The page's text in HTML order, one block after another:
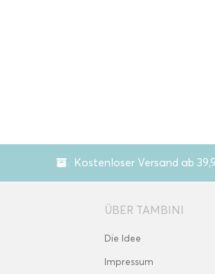
Kostenloser Versand ab
ÜBER TAMBINI
Die Idee
Impressum